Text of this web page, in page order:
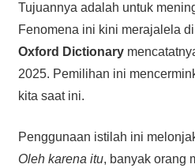
Tujuannya adalah untuk
Fenomena ini kini merajalela
Oxford Dictionary
2025. Pemilihan ini
kita saat ini.
Penggunaan istilah ini
Oleh karena itu, banyak orang